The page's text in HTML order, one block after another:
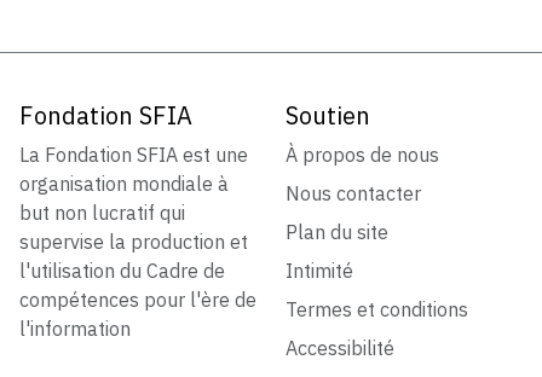
Fondation SFIA
La Fondation SFIA est une
organisation mondiale à
but non lucratif qui
supervise la production et
l'utilisation du Cadre de
compétences pour l'ère de
l'information
Soutien
À propos de nous
Nous contacter
Plan du site
Intimité
Termes et conditions
Accessibilité